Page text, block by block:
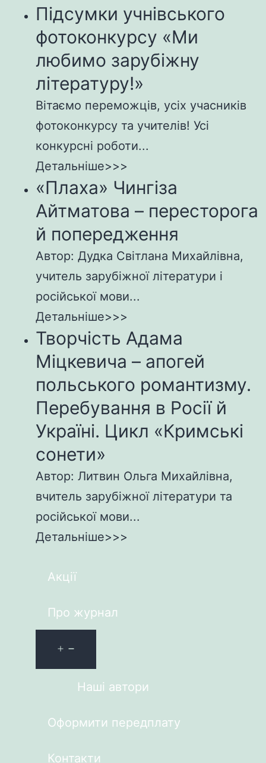
Підсумки учнівського
фотоконкурсу «Ми
любимо зарубіжну
літературу!»
Вітаємо переможців, усіх учасників
фотоконкурсу та учителів! Усі
конкурсні роботи...
Детальніше>>>
«Плаха» Чингіза
Айтматова – пересторога
й попередження
Автор: Дудка Світлана Михайлівна,
учитель зарубіжної літератури і
російської мови...
Детальніше>>>
Творчість Адама
Міцкевича – апогей
польського романтизму.
Перебування в Росії й
Україні. Цикл «Кримські
сонети»
Автор: Литвин Ольга Михайлівна,
вчитель зарубіжної літератури та
російської мови...
Детальніше>>>
Акції
Про журнал
Наші автори
Оформити передплату
Контакти